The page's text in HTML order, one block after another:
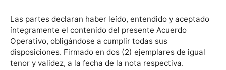
Las partes declaran haber leído, entendido y aceptado
íntegramente el contenido del presente Acuerdo
Operativo, obligándose a cumplir todas sus
disposiciones. Firmado en dos (2) ejemplares de igual
tenor y validez, a la fecha de la nota respectiva.